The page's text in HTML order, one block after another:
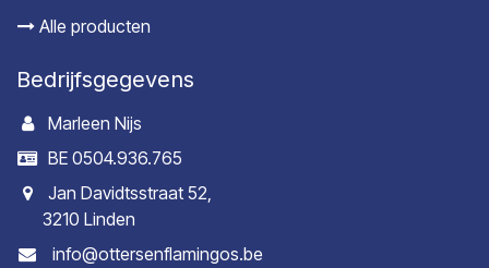
Alle producten
Bedrijfsgegevens
Marleen Nijs
BE 0504.936.765
Jan Davidtsstraat 52,
3210 Linden
info@ottersenflamingos.be